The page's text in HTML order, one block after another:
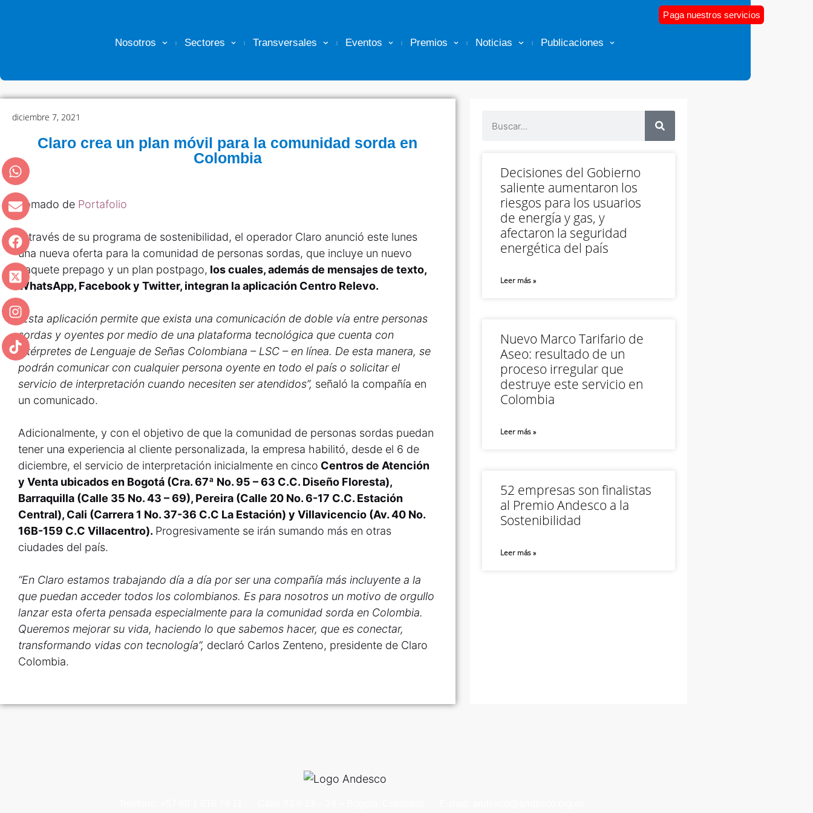
Nosotros Sectores Transversales Eventos Premios Noticias Publicaciones
Paga nuestros servicios
diciembre 7, 2021
Claro crea un plan móvil para la comunidad sorda en
Colombia
Tomado de Portafolio
A través de su programa de sostenibilidad, el operador Claro anunció este lunes
una nueva oferta para la comunidad de personas sordas, que incluye un nuevo
paquete prepago y un plan postpago, los cuales, además de mensajes de texto,
WhatsApp, Facebook y Twitter, integran la aplicación Centro Relevo.
“Esta aplicación permite que exista una comunicación de doble vía entre personas
sordas y oyentes por medio de una plataforma tecnológica que cuenta con
intérpretes de Lenguaje de Señas Colombiana – LSC – en línea. De esta manera, se
podrán comunicar con cualquier persona oyente en todo el país o solicitar el
servicio de interpretación cuando necesiten ser atendidos”, señaló la compañía en
un comunicado.
Adicionalmente, y con el objetivo de que la comunidad de personas sordas puedan
tener una experiencia al cliente personalizada, la empresa habilitó, desde el 6 de
diciembre, el servicio de interpretación inicialmente en cinco Centros de Atención
y Venta ubicados en Bogotá (Cra. 67ª No. 95 – 63 C.C. Diseño Floresta),
Barraquilla (Calle 35 No. 43 – 69), Pereira (Calle 20 No. 6-17 C.C. Estación
Central), Cali (Carrera 1 No. 37-36 C.C La Estación) y Villavicencio (Av. 40 No.
16B-159 C.C Villacentro). Progresivamente se irán sumando más en otras
ciudades del país.
“En Claro estamos trabajando día a día por ser una compañía más incluyente a la
que puedan acceder todos los colombianos. Es para nosotros un motivo de orgullo
lanzar esta oferta pensada especialmente para la comunidad sorda en Colombia.
Queremos mejorar su vida, haciendo lo que sabemos hacer, que es conectar,
transformando vidas con tecnología”, declaró Carlos Zenteno, presidente de Claro
Colombia.
Decisiones del Gobierno
saliente aumentaron los
riesgos para los usuarios
de energía y gas, y
afectaron la seguridad
energética del país
Leer más »
Nuevo Marco Tarifario de
Aseo: resultado de un
proceso irregular que
destruye este servicio en
Colombia
Leer más »
52 empresas son finalistas
al Premio Andesco a la
Sostenibilidad
Leer más »